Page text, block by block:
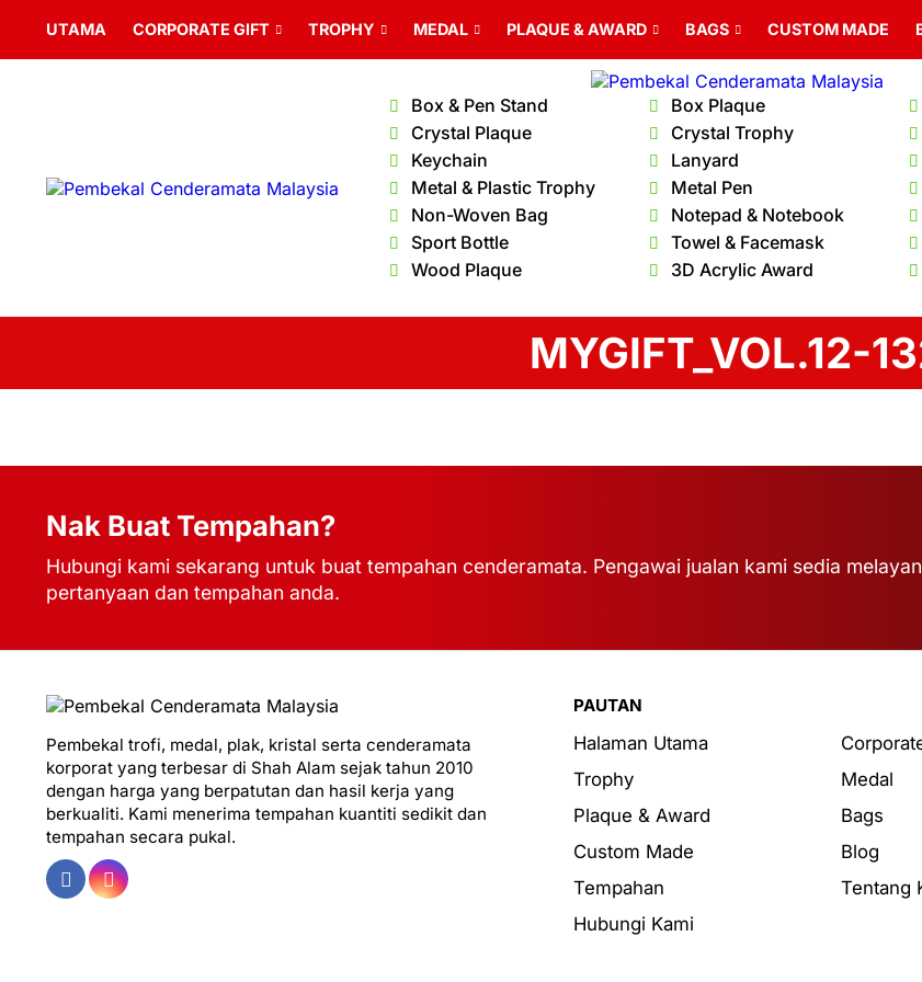
UTAMA CORPORATE GIFT TROPHY MEDAL PLAQUE & AWARD BAGS CUSTOM MADE
Box & Pen Stand Box Plaque
Crystal Plaque
Crystal Trophy
Keychain
Lanyard
Metal & Plastic Trophy
Metal Pen
Non-Woven Bag
Notepad & Notebook
Sport Bottle
Towel & Facemask
Wood Plaque
3D Acrylic Award
MYGIFT_VOL.12-
Nak Buat Tempahan?
Hubungi kami sekarang untuk buat tempahan cenderamata. Pengawai jualan kami sedia melayan
pertanyaan dan tempahan anda.
Pembekal trofi, medal, plak, kristal serta cenderamata
korporat yang terbesar di Shah Alam sejak tahun 2010
dengan harga yang berpatutan dan hasil kerja yang
berkualiti. Kami menerima tempahan kuantiti sedikit dan
tempahan secara pukal.
PAUTAN
Halaman Utama
Trophy
Medal
Plaque & Award
Bags
Custom Made
Blog
Tempahan
Tentang
Hubungi Kami